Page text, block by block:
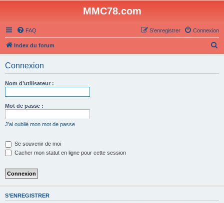
MMC78.com
FAQ Connexion
S’enregistrer
Index du forum
Connexion
Nom d’utilisateur :
Mot de passe :
J’ai oublié mon mot de passe
Se souvenir de moi
Cacher mon statut en ligne pour cette session
S’ENREGISTRER